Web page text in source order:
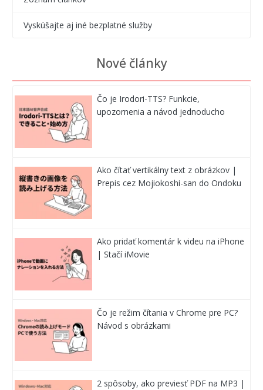
Vyskúšajte aj iné bezplatné služby
Nové články
Čo je Irodori-TTS? Funkcie,
upozornenia a návod jednoducho
Ako čítať vertikálny text z obrázkov |
Prepis cez Mojiokoshi-san do Ondoku
Ako pridať komentár k videu na iPhone
| Stačí iMovie
Čo je režim čítania v Chrome pre PC?
Návod s obrázkami
2 spôsoby, ako previesť PDF na MP3 |